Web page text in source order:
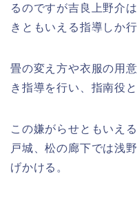
るのですが吉良上野介
きともいえる指導しか行
畳の変え方や衣服の用
き指導を行い、指南役
この嫌がらせともいえ
戸城、松の廊下では浅
げかける。